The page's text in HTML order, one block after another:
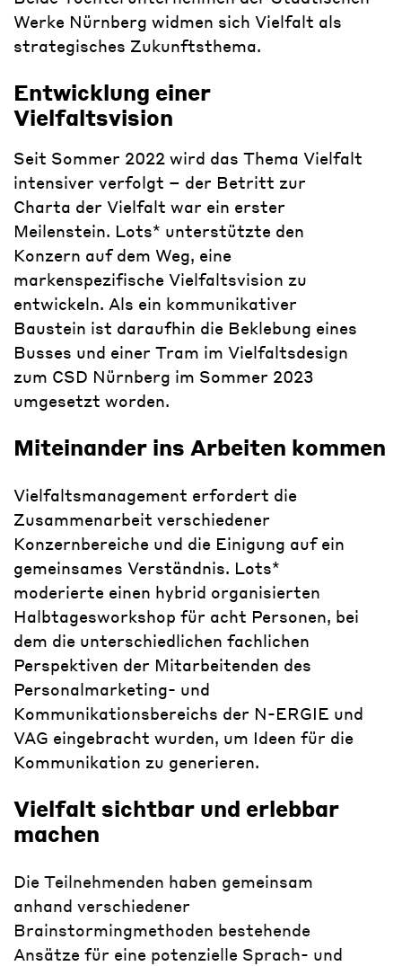
Werke Nürnberg widmen sich Vielfalt als
strategisches Zukunftsthema.
Entwicklung einer
Vielfaltsvision
Seit Sommer 2022 wird das Thema Vielfalt
intensiver verfolgt – der Betritt zur
Charta der Vielfalt war ein erster
Meilenstein. Lots* unterstützte den
Konzern auf dem Weg, eine
markenspezifische Vielfaltsvision zu
entwickeln. Als ein kommunikativer
Baustein ist daraufhin die Beklebung eines
Busses und einer Tram im Vielfaltsdesign
zum CSD Nürnberg im Sommer 2023
umgesetzt worden.
Miteinander ins Arbeiten kommen
Vielfaltsmanagement erfordert die
Zusammenarbeit verschiedener
Konzernbereiche und die Einigung auf ein
gemeinsames Verständnis. Lots*
moderierte einen hybrid organisierten
Halbtagesworkshop für acht Personen, bei
dem die unterschiedlichen fachlichen
Perspektiven der Mitarbeitenden des
Personalmarketing- und
Kommunikationsbereichs der N-ERGIE und
VAG eingebracht wurden, um Ideen für die
Kommunikation zu generieren.
Vielfalt sichtbar und erlebbar
machen
Die Teilnehmenden haben gemeinsam
anhand verschiedener
Brainstormingmethoden bestehende
Ansätze für eine potenzielle Sprach- und